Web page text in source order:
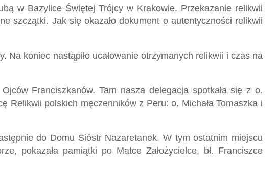
w Bazylice Świętej Trójcy w Krakowie. Przekazanie relikwii
szczątki. Jak się okazało dokument o autentyczności relikwii
koniec nastąpiło ucałowanie otrzymanych relikwii i czas na
Franciszkanów. Tam nasza delegacja spotkała się z o.
Relikwii polskich męczenników z Peru: o. Michała Tomaszka i
do Domu Sióstr Nazaretanek. W tym ostatnim miejscu
pokazała pamiątki po Matce Założycielce, bł. Franciszce